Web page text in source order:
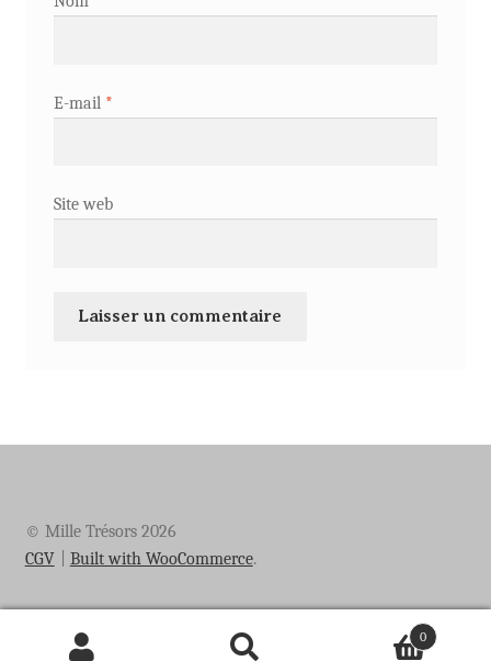
E-mail *
Site web
© Mille Trésors 2026
CGV
Built with WooCommerce.
0